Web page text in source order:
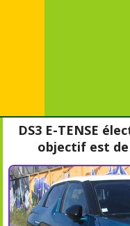
DS3 E-TENSE
objectif est